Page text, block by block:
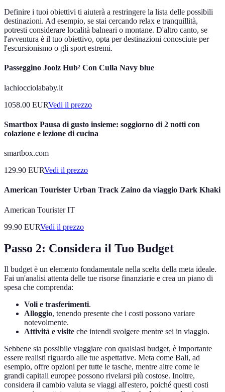
Definire i tuoi obiettivi ti aiuterà a restringere la lista delle possibili
destinazioni. Ad esempio, se stai cercando relax e tranquillità,
potresti considerare località balneari o montane. D'altro canto, se
l'avventura è il tuo obiettivo, opta per destinazioni conosciute per
l'escursionismo o gli sport estremi.
Passeggino Joolz Hub² Con Culla Navy blue
lachiocciolababy.it
1058.00 EURVedi il prezzo
Smartbox Pausa di gusto insieme: soggiorno di 2 notti con
colazione e lezione di cucina
smartbox.com
129.90 EURVedi il prezzo
American Tourister Urban Track Zaino da viaggio Dark Khaki
American Tourister IT
99.90 EURVedi il prezzo
Passo 2: Considera il Tuo Budget
Il budget è un elemento fondamentale nella scelta della meta ideale.
Fai un'analisi attenta delle tue risorse finanziarie e crea un piano di
spesa che comprenda:
Voli e trasferimenti.
Alloggio, tenendo presente che i costi possono variare
notevolmente.
Attività e visite che intendi svolgere mentre sei in viaggio.
Sebbene sia possibile viaggiare con qualsiasi budget, è importante
essere realisti riguardo alle tue aspettative. Meta come Bali, ad
esempio, offre opzioni per tutte le tasche, mentre altre come le
grandi capitali europee possono rivelarsi più costose. Inoltre,
considera il cambio valuta se viaggi all'estero, poiché questi costi